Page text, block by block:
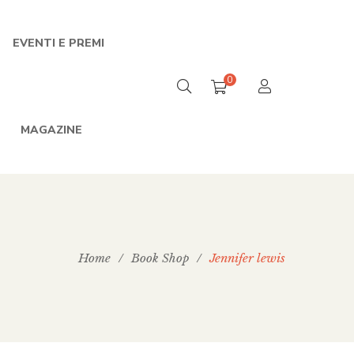
EVENTI E PREMI
MAGAZINE
0
Home / Book Shop / Jennifer lewis